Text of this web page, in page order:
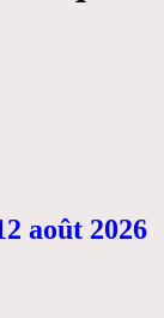
août 2026